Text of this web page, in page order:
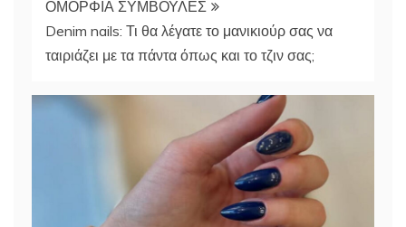
ΟΜΟΡΦΙΑ ΣΥΜΒΟΥΛΕΣ
Denim nails: Τι θα λέγατε το μανικιούρ σας να
ταιριάζει με τα πάντα όπως και το τζιν σας;